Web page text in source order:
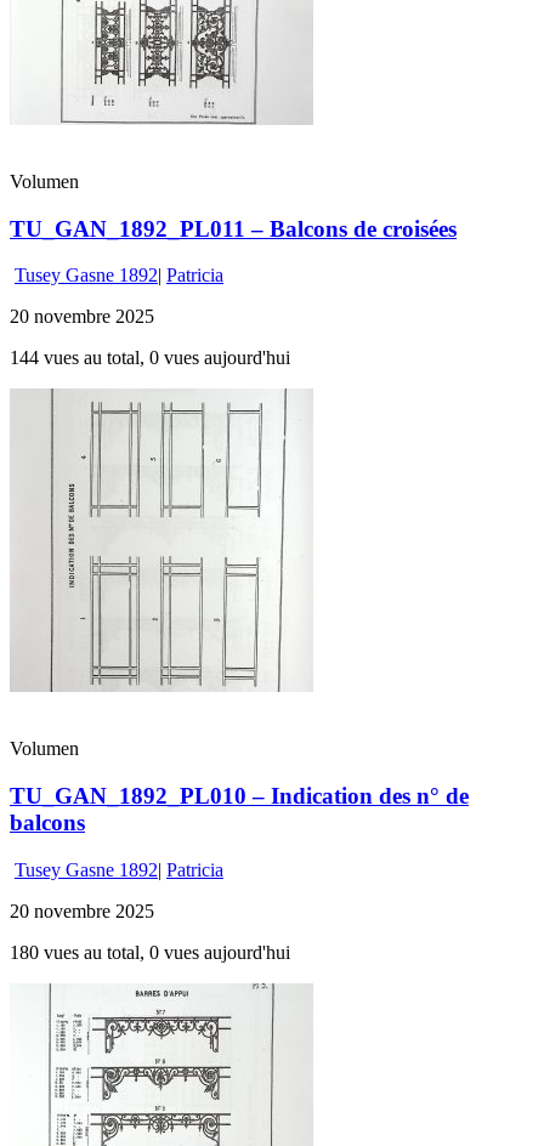
Volumen
TU_GAN_1892_PL011 – Balcons de croisées
Tusey Gasne 1892| Patricia
20 novembre 2025
144 vues au total, 0 vues aujourd'hui
Volumen
TU_GAN_1892_PL010 – Indication des n° de
balcons
Tusey Gasne 1892| Patricia
20 novembre 2025
180 vues au total, 0 vues aujourd'hui